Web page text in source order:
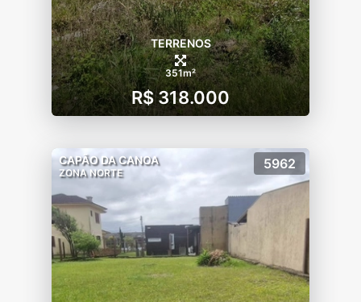
TERRENOS
351m²
R$ 318.000
CAPÃO DA CANOA
ZONA NORTE
5962